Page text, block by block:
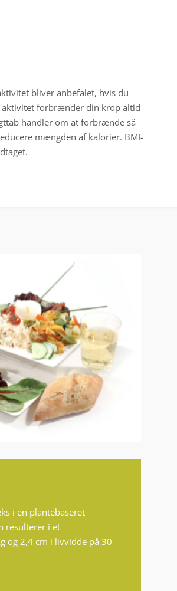
bliver anbefalet, hvis du
forbrænder din krop altid
handler om at forbrænde så
mængden af kalorier. BMI-
i en plantebaseret
resulterer i et
og 2,4 cm i livvidde på 30